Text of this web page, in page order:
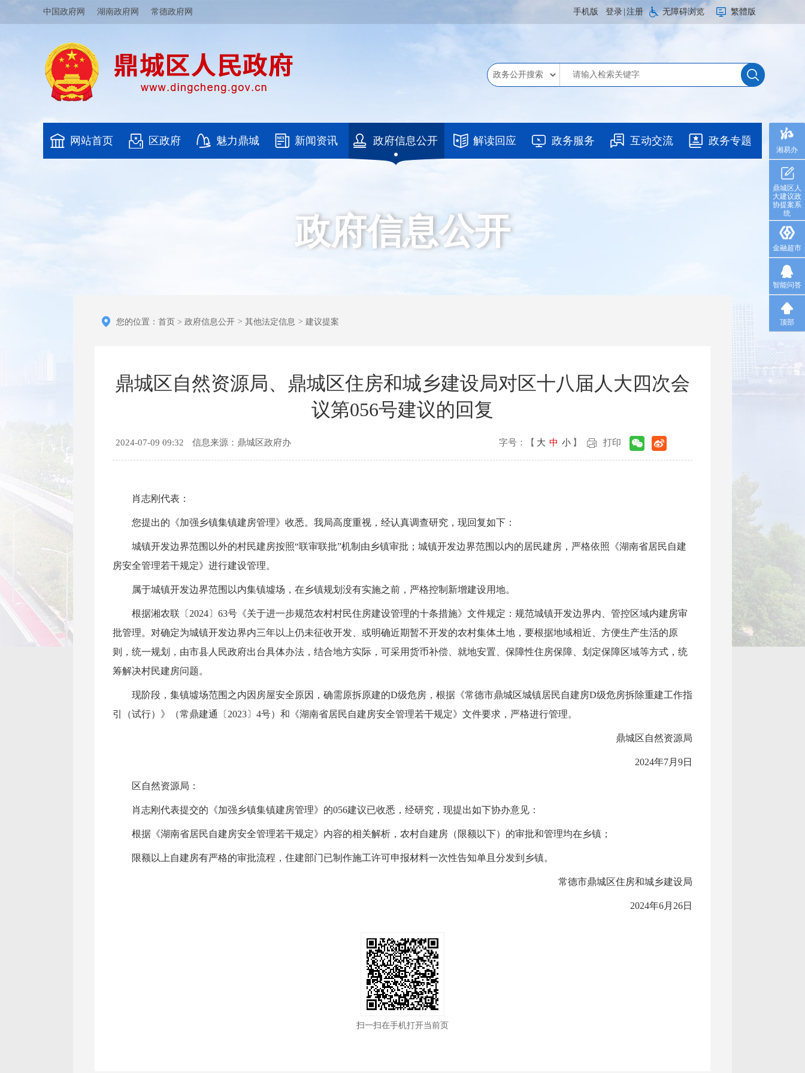
中国政府网 湖南政府网 常德政府网 手机版 登录 注册 无障碍浏览 繁體版
网站首页 区政府 魅力鼎城 新闻资讯 政府信息公开 解读回应 政务服务 互动交流 政务专题
政府信息公开
您的位置： 首页 > 政府信息公开 > 其他法定信息 > 建议提案
鼎城区自然资源局、鼎城区住房和城乡建设局对区十八届人大四次会
议第056号建议的回复
2024-07-09 09:32 信息来源：鼎城区政府办 字号：【 大 中 小 】 打印
肖志刚代表：
您提出的《加强乡镇集镇建房管理》收悉。我局高度重视，经认真调查研究，现回复如下：
城镇开发边界范围以外的村民建房按照“联审联批”机制由乡镇审批；城镇开发边界范围以内的居民建房，严格依照《湖南省居民自建
房安全管理若干规定》进行建设管理。
属于城镇开发边界范围以内集镇墟场，在乡镇规划没有实施之前，严格控制新增建设用地。
根据湘农联〔2024〕63号《关于进一步规范农村村民住房建设管理的十条措施》文件规定：规范城镇开发边界内、管控区域内建房审
批管理。对确定为城镇开发边界内三年以上仍未征收开发、或明确近期暂不开发的农村集体土地，要根据地域相近、方便生产生活的原
则，统一规划，由市县人民政府出台具体办法，结合地方实际，可采用货币补偿、就地安置、保障性住房保障、划定保障区域等方式，统
筹解决村民建房问题。
现阶段，集镇墟场范围之内因房屋安全原因，确需原拆原建的D级危房，根据《常德市鼎城区城镇居民自建房D级危房拆除重建工作指
引（试行）》（常鼎建通〔2023〕4号）和《湖南省居民自建房安全管理若干规定》文件要求，严格进行管理。
鼎城区自然资源局
2024年7月9日
区自然资源局：
肖志刚代表提交的《加强乡镇集镇建房管理》的056建议已收悉，经研究，现提出如下协办意见：
根据《湖南省居民自建房安全管理若干规定》内容的相关解析，农村自建房（限额以下）的审批和管理均在乡镇；
限额以上自建房有严格的审批流程，住建部门已制作施工许可申报材料一次性告知单且分发到乡镇。
常德市鼎城区住房和城乡建设局
2024年6月26日
扫一扫在手机打开当前页
湘易办
鼎城区人
大建议政
协提案系
统
金融超市
智能问答
顶部